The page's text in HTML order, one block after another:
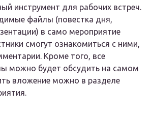
инструмент для рабочих встреч.
файлы (повестка дня,
в само мероприятие
смогут ознакомиться с ними,
Кроме того, все
можно будет обсудить на самом
вложение можно в разделе